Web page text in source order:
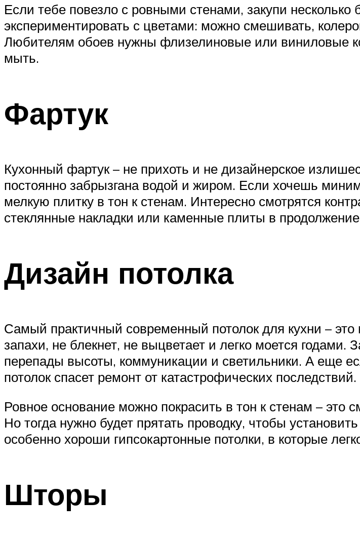
Если тебе повезло с ровными стенами, закупи
экспериментировать с цветами: можно смешивать,
Любителям обоев нужны флизелиновые или виниловые
мыть.
Фартук
Кухонный фартук – не прихоть и не дизайнерское
постоянно забрызгана водой и жиром. Если хочешь
мелкую плитку в тон к стенам. Интересно смотрятся
стеклянные накладки или каменные плиты в
Дизайн потолка
Самый практичный современный потолок для кухни –
запахи, не блекнет, не выцветает и легко моется
перепады высоты, коммуникации и светильники. А еще
потолок спасет ремонт от катастрофических последствий.
Ровное основание можно покрасить в тон к стенам – это
Но тогда нужно будет прятать проводку, чтобы
особенно хороши гипсокартонные потолки, в которые
Шторы